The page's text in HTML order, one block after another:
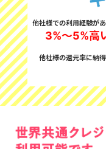
他社様での利用経験が
3%～5%高
他社様の還元率に納